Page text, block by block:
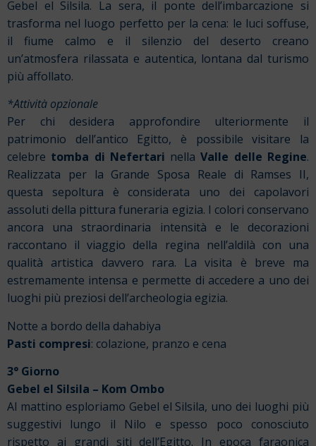
Gebel el Silsila. La sera, il ponte dell’imbarcazione si
trasforma nel luogo perfetto per la cena: le luci soffuse,
il fiume calmo e il silenzio del deserto creano
un’atmosfera rilassata e autentica, lontana dal turismo
più affollato.
*Attività opzionale
Per chi desidera approfondire ulteriormente il
patrimonio dell’antico Egitto, è possibile visitare la
celebre tomba di Nefertari nellaValle delle Regine.
Realizzata per la Grande Sposa Reale di Ramses II,
questa sepoltura è considerata uno dei capolavori
assoluti della pittura funeraria egizia. I colori conservano
ancora una straordinaria intensità e le decorazioni
raccontano il viaggio della regina nell’aldilà con una
qualità artistica davvero rara. La visita è breve ma
estremamente intensa e permette di accedere a uno dei
luoghi più preziosi dell’archeologia egizia.
Notte a bordo della dahabiya
Pasti compresi: colazione, pranzo e cena
3° Giorno
Gebel el Silsila – Kom Ombo
Al mattino esploriamo Gebel el Silsila, uno dei luoghi più
suggestivi lungo il Nilo e spesso poco conosciuto
rispetto ai grandi siti dell’Egitto. In epoca faraonica